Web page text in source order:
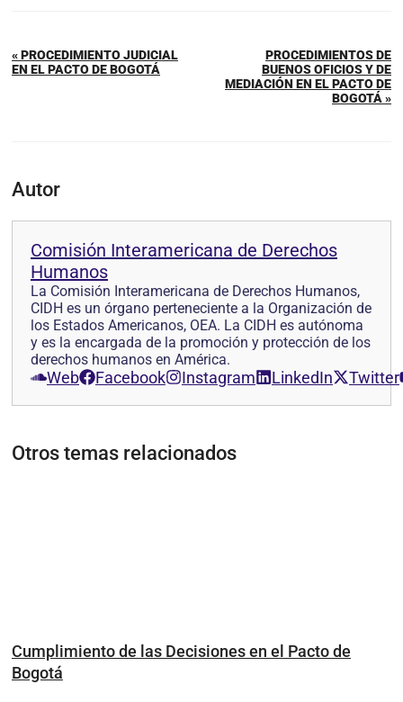
« PROCEDIMIENTO JUDICIAL
EN EL PACTO DE BOGOTÁ
PROCEDIMIENTOS DE
BUENOS OFICIOS Y DE
MEDIACIÓN EN EL PACTO DE
BOGOTÁ »
Autor
Comisión Interamericana de Derechos
Humanos
La Comisión Interamericana de Derechos Humanos,
CIDH es un órgano perteneciente a la Organización de
los Estados Americanos, OEA. La CIDH es autónoma
y es la encargada de la promoción y protección de los
derechos humanos en América.
Web Facebook Instagram LinkedIn Twitter
Otros temas relacionados
Cumplimiento de las Decisiones en el Pacto de
Bogotá